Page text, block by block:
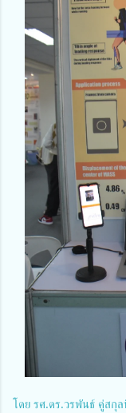
โดย รศ.ดร.วรพันธ์ คู่สกุ